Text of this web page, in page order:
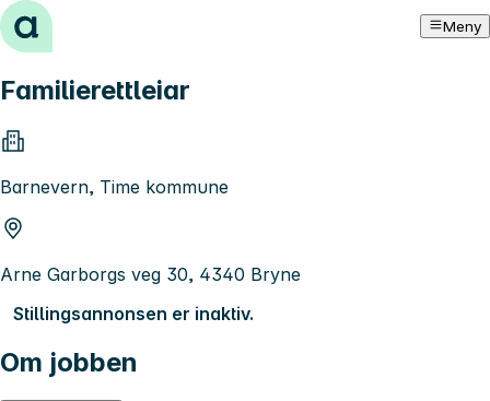
Hopp til innhold Meny
Familierettleiar
Barnevern, Time kommune
Arne Garborgs veg 30, 4340 Bryne
Stillingsannonsen er inaktiv.
Om jobben